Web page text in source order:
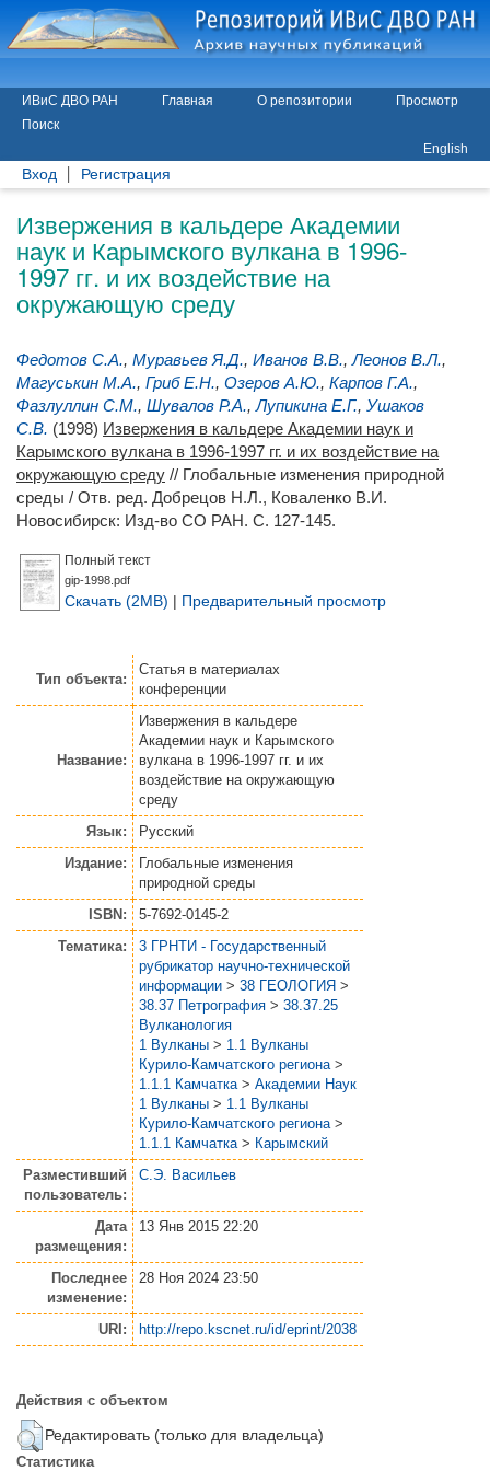
ИВиС ДВО РАН Главная О репозитории
Просмотр
Поиск
English
Вход Регистрация
Извержения в кальдере Академии
наук и Карымского вулкана в 1996-
1997 гг. и их воздействие на
окружающую среду
Федотов С.А., Муравьев Я.Д., Иванов В.В.,Леонов В.Л.,
Магуськин М.А., Гриб Е.Н., Озеров А.Ю., Карпов Г.А.,
Фазлуллин С.М., Шувалов Р.А.,Лупикина Е.Г., Ушаков
С.В. (1998) Извержения в кальдере Академии наук и
Карымского вулкана в 1996-1997 гг. и их воздействие на
окружающую среду // Глобальные изменения природной
среды / Отв. ред. Добрецов Н.Л., Коваленко В.И.
Новосибирск: Изд-во СО РАН. С. 127-145.
Полный текст
gip-1998.pdf
Скачать (2MB) | Предварительный просмотр
Тип объекта:
Статья в материалах
конференции
Название:
Извержения в кальдере
Академии наук и Карымского
вулкана в 1996-1997 гг. и их
воздействие на окружающую
среду
Язык:
Русский
Издание:
Глобальные изменения
природной среды
ISBN:
5-7692-0145-2
Тематика:
3 ГРНТИ - Государственный
рубрикатор научно-технической
информации > 38 ГЕОЛОГИЯ >
38.37 Петрография > 38.37.25
Вулканология
1 Вулканы > 1.1 Вулканы
Курило-Камчатского региона >
1.1.1 Камчатка > Академии Наук
1 Вулканы > 1.1 Вулканы
Курило-Камчатского региона >
1.1.1 Камчатка > Карымский
Разместивший
пользователь:
С.Э. Васильев
Дата
размещения:
13 Янв 2015 22:20
Последнее
изменение:
28 Ноя 2024 23:50
URI: http://repo.kscnet.ru/id/eprint/2038
Действия с объектом
Редактировать (только для владельца)
Статистика